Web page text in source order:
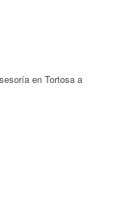
en Tortosa a